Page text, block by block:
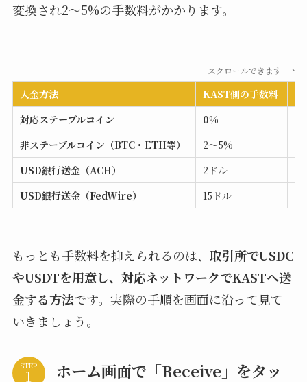
変換され2〜5%の手数料がかかります。
スクロールできます
入金方法 KAST側の手数料
対応ステーブルコイン
0%
非ステーブルコイン（BTC・ETH等）
2〜5%
USD銀行送金（ACH）
2ドル
USD銀行送金（FedWire）
15ドル
もっとも手数料を抑えられるのは、 取引所でUSDC
やUSDTを用意し、対応ネットワークでKASTへ送
金する方法です。実際の手順を画面に沿って見て
いきましょう。
STEP
ホーム画面で「Receive」をタッ